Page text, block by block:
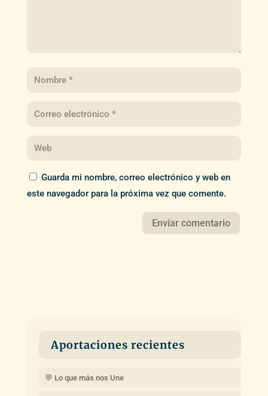
Guarda mi nombre, correo electrónico y web en
este navegador para la próxima vez que comente.
Aportaciones recientes
💬 Lo que más nos Une